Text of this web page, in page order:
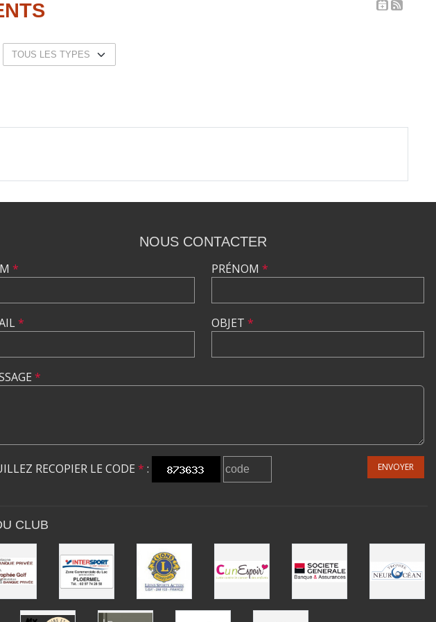
NOUS CONTACTER
*
*
PRÉNOM *
OBJET *
*
RECOPIER LE CODE * : ENVOYER
CLUB